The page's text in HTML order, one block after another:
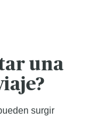
una
surgir